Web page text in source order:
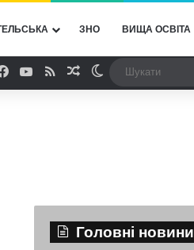
ЗНО ВИЩА ОСВІТА
Facebook
YouTube
RSSВипадкова стаття
Switch skin
Головні новини